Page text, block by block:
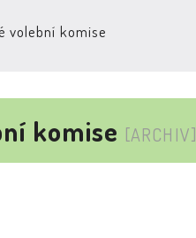
volební komise
komise [ARCHIV]